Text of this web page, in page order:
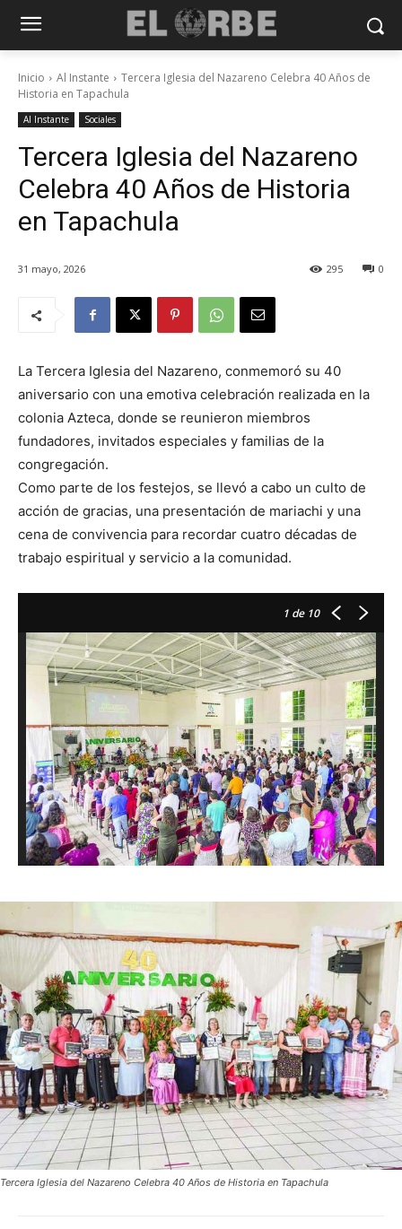
Inicio Al Instante
Tercera Iglesia del Nazareno Celebra 40 Años de
Historia en Tapachula
Al Instante Sociales
Tercera Iglesia del Nazareno
Celebra 40 Años de Historia
en Tapachula
31 mayo, 2026 0
295
La Tercera Iglesia del Nazareno, conmemoró su 40
aniversario con una emotiva celebración realizada en la
colonia Azteca, donde se reunieron miembros
fundadores, invitados especiales y familias de la
congregación.
Como parte de los festejos, se llevó a cabo un culto de
acción de gracias, una presentación de mariachi y una
cena de convivencia para recordar cuatro décadas de
trabajo espiritual y servicio a la comunidad.
1 de 10
Tercera Iglesia del Nazareno Celebra 40 Años de Historia en Tapachula